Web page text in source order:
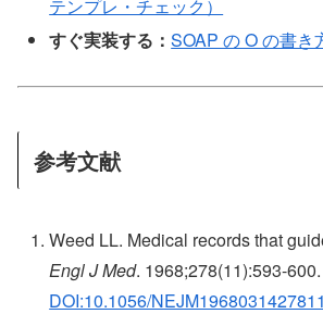
テンプレ・チェック）
すぐ実装する：SOAP の O の書き
参考文献
Weed LL. Medical records that
Engl J Med. 1968;278(11):593-600.
DOI:10.1056/